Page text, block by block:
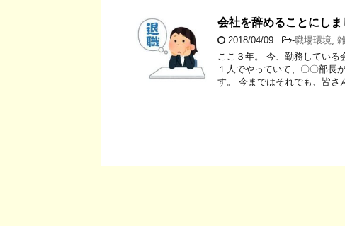
会社を辞めることにしま
2018/04/09 -職場環境,
ここ３年。 今、勤務している
１人でやっていて、〇〇部長
す。 今まではそれでも、皆